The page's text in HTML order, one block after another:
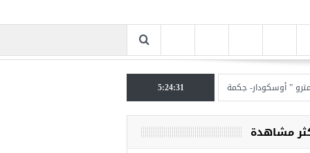
جكمة كوي” الأحد المقبل تركيا تحتل المرتبة الأولى عالميا بالمساعدات5:24:31
مشاهدة